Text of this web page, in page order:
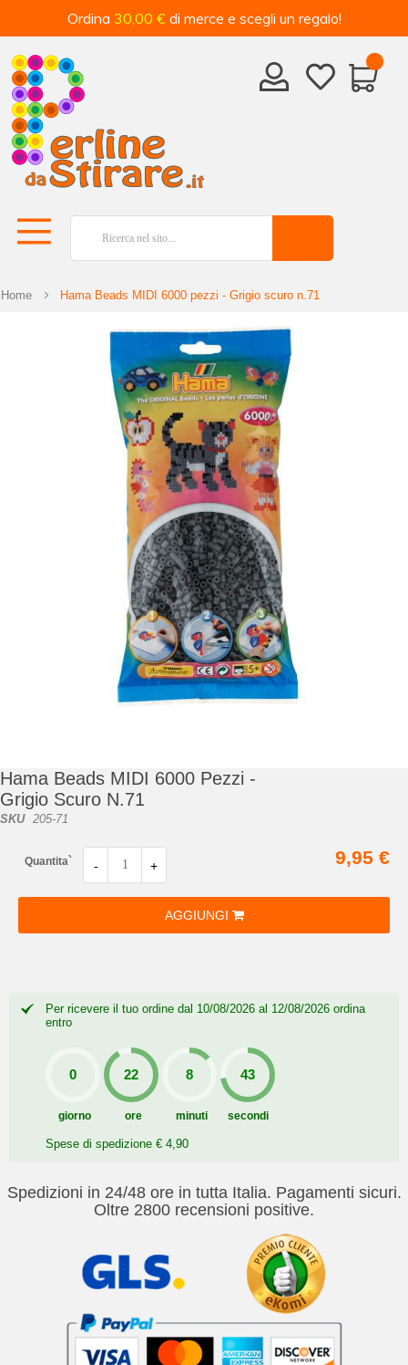
Ordina 30,00 € di merce e scegli un regalo!
Home Hama Beads MIDI 6000 pezzi - Grigio scuro n.71
di
immagini
Hama Beads MIDI 6000 Pezzi -
Grigio Scuro N.71
SKU 205-71
Quantita` - +
AGGIUNGI
9,95 €
Per ricevere il tuo ordine dal 10/08/2026 al 12/08/2026 ordina
entro
giorno ore minuti secondi
Spese di spedizione € 4,90
Spedizioni in 24/48 ore in tutta Italia. Pagamenti sicuri.
Oltre 2800 recensioni positive.